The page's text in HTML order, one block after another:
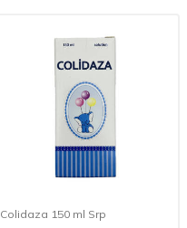
Colidaza 150 ml Srp